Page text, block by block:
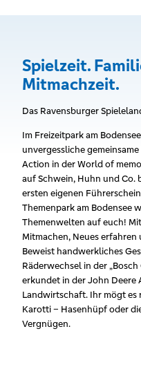
Spielzeit.
Mitmachzeit.
Das Ravensburger
Im Freizeitpark am
unvergessliche
Action in der World of
auf Schwein, Huhn und Co.
ersten eigenen
Themenpark am Bodensee
Themenwelten auf euch!
Mitmachen, Neues
Beweist handwerkliches
Räderwechsel in der
erkundet in der John
Landwirtschaft. Ihr mögt es
Karotti – Hasenhüpf oder
Vergnügen.